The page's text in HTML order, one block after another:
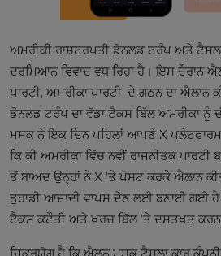
ਅਮਰੀਕੀ ਰਾਸ਼ਟਰਪਤੀ ਡੋਨਲਡ ਟਰੰਪ ਅਤੇ
ਦਰਮਿਆਨ ਵਿਵਾਦ ਵਧ ਰਿਹਾ ਹੈ। ਇਸ ਦੌਰਾਨ
ਪਾਰਟੀ, ਅਮਰੀਕਾ ਪਾਰਟੀ, ਦੇ ਗਠਨ ਦਾ ਐਲਾਨ
ਡੋਨਲਡ ਟਰੰਪ ਦਾ ਵੱਡਾ ਟੈਕਸ ਬਿੱਲ ਅਮਰੀਕਾ ਨੂੰ
ਮਸਕ ਨੇ ਇਕ ਦਿਨ ਪਹਿਲਾਂ ਆਪਣੇ X
ਕਿ ਕੀ ਅਮਰੀਕਾ ਵਿੱਚ ਨਵੀਂ ਰਾਜਨੀਤਕ ਪਾਰਟੀ
ਤੋਂ ਬਾਅਦ ਉਨ੍ਹਾਂ ਨੇ X ’ਤੇ ਪੋਸਟ ਕਰਕੇ ਐਲਾਨ
ਤੁਹਾਡੀ ਆਜ਼ਾਦੀ ਵਾਪਸ ਦੇਣ ਲਈ ਬਣਾਈ ਗਈ
ਟੈਕਸ ਕਟੌਤੀ ਅਤੇ ਖਰਚ ਬਿੱਲ ’ਤੇ ਦਸਤਖਤ